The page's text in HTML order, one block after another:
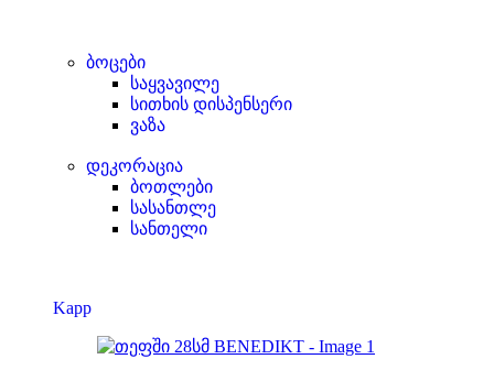
ბოცები
საყვავილე
სითხის დისპენსერი
ვაზა
დეკორაცია
ბოთლები
სასანთლე
სანთელი
Kapp